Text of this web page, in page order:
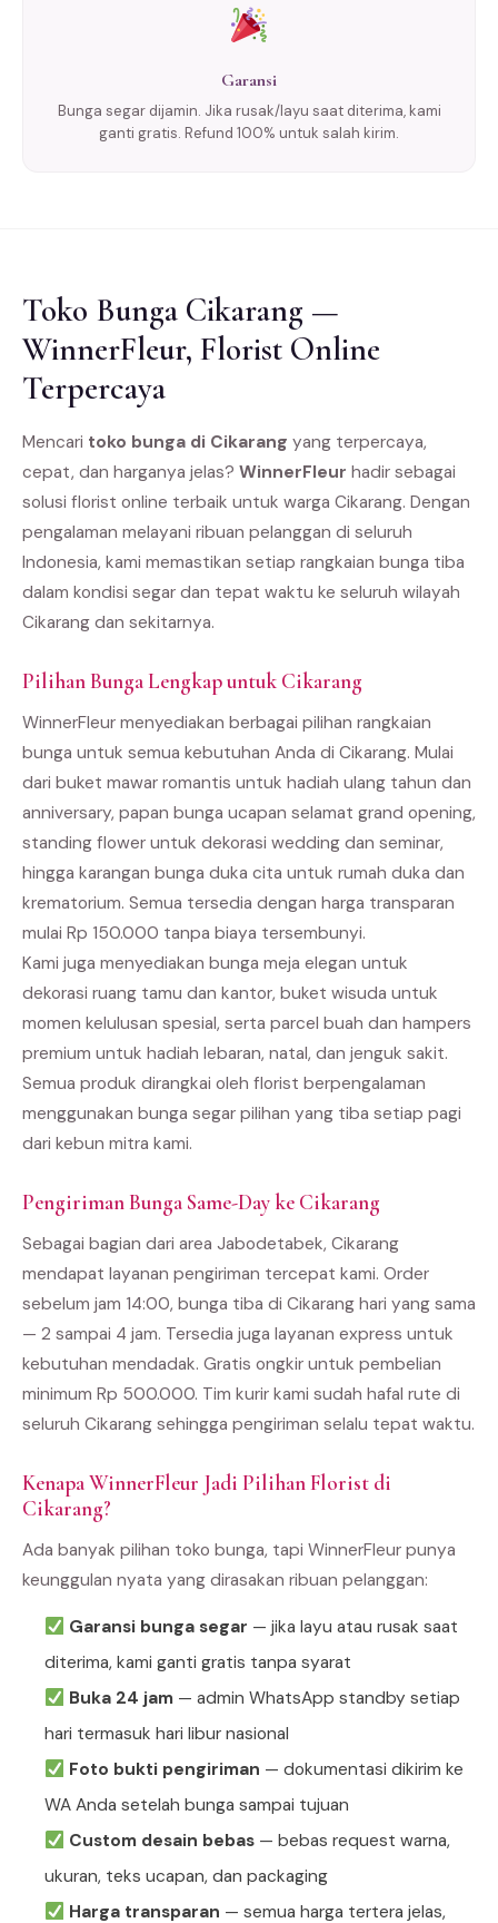
Garansi
Bunga segar dijamin. Jika rusak/layu saat diterima, kami
ganti gratis. Refund 100% untuk salah kirim.
Toko Bunga Cikarang —
WinnerFleur, Florist Online
Terpercaya
Mencari toko bunga di Cikarang yang terpercaya,
cepat, dan harganya jelas? WinnerFleur hadir sebagai
solusi florist online terbaik untuk warga Cikarang. Dengan
pengalaman melayani ribuan pelanggan di seluruh
Indonesia, kami memastikan setiap rangkaian bunga tiba
dalam kondisi segar dan tepat waktu ke seluruh wilayah
Cikarang dan sekitarnya.
Pilihan Bunga Lengkap untuk Cikarang
WinnerFleur menyediakan berbagai pilihan rangkaian
bunga untuk semua kebutuhan Anda di Cikarang. Mulai
dari buket mawar romantis untuk hadiah ulang tahun dan
anniversary, papan bunga ucapan selamat grand opening,
standing flower untuk dekorasi wedding dan seminar,
hingga karangan bunga duka cita untuk rumah duka dan
krematorium. Semua tersedia dengan harga transparan
mulai Rp 150.000 tanpa biaya tersembunyi.
Kami juga menyediakan bunga meja elegan untuk
dekorasi ruang tamu dan kantor, buket wisuda untuk
momen kelulusan spesial, serta parcel buah dan hampers
premium untuk hadiah lebaran, natal, dan jenguk sakit.
Semua produk dirangkai oleh florist berpengalaman
menggunakan bunga segar pilihan yang tiba setiap pagi
dari kebun mitra kami.
Pengiriman Bunga Same-Day ke Cikarang
Sebagai bagian dari area Jabodetabek, Cikarang
mendapat layanan pengiriman tercepat kami. Order
sebelum jam 14:00, bunga tiba di Cikarang hari yang sama
— 2 sampai 4 jam. Tersedia juga layanan express untuk
kebutuhan mendadak. Gratis ongkir untuk pembelian
minimum Rp 500.000. Tim kurir kami sudah hafal rute di
seluruh Cikarang sehingga pengiriman selalu tepat waktu.
Kenapa WinnerFleur Jadi Pilihan Florist di
Cikarang?
Ada banyak pilihan toko bunga, tapi WinnerFleur punya
keunggulan nyata yang dirasakan ribuan pelanggan:
Garansi bunga segar — jika layu atau rusak saat
diterima, kami ganti gratis tanpa syarat
Buka 24 jam— admin WhatsApp standby setiap
hari termasuk hari libur nasional
Foto bukti pengiriman — dokumentasi dikirim ke
WA Anda setelah bunga sampai tujuan
Custom desain bebas— bebas request warna,
ukuran, teks ucapan, dan packaging
Harga transparan — semua harga tertera jelas,